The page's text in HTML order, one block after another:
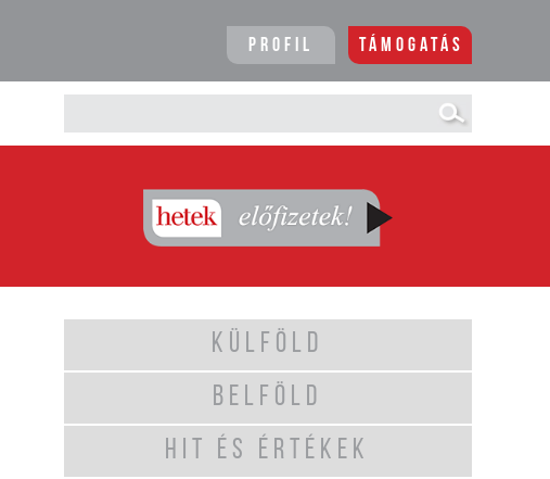
Profil Támogatás
KÜLFÖLD
BELFÖLD
HIT ÉS ÉRTÉKEK